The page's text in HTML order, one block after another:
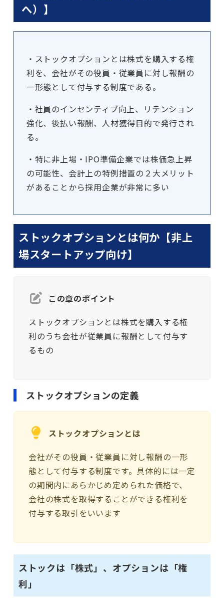
へ）】
・ストックオプションとは株式を購入する権
利を、会社がその役員・従業員に対し報酬の
一形態として付与する制度である。
・社員のインセンティブ向上、リテンション
強化、後払い報酬、人材獲得目的で発行され
る。
・特に非上場・IPO準備企業では株価急上昇
の可能性、会計上の特例措置の２大メリット
があることから採用企業が非常に多い
ストックオプションとは何か【非上
場スタートアップ向け】
この章のポイント
ストックオプションとは株式を購入する権
利のうち会社が従業員に報酬として付与す
るもの
ストックオプションの定義
ストックオプションとは
会社がその役員・従業員に対し報酬の一形
態として付与する制度です。具体的には一定
の期間内にあらかじめ定められた価格で、
会社の株式を取得することができる権利を
付与する取引をいいます
ストックは「株式」、オプションは「権
利」